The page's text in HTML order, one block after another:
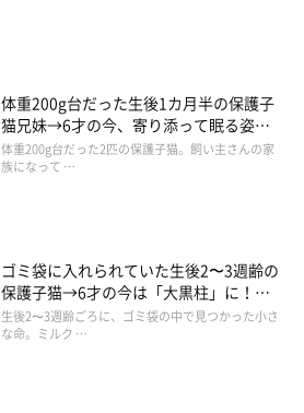
体重200g台だった生後1カ月半の保護子
猫兄妹→6才の今、寄り添って眠る姿に
ほっこり！
体重200g台だった2匹の保護子猫。飼い主さんの家
族になって …
ゴミ袋に入れられていた生後2〜3週齢の
保護子猫→6才の今は「大黒柱」に！
美しい黒猫に成長した姿にグッとくる
生後2〜3週齢ごろに、ゴミ袋の中で見つかった小さ
な命。ミルク …